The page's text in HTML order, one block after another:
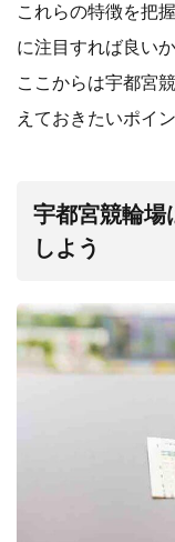
これらの特徴を把
に注目すれば良い
ここからは宇都宮
えておきたいポイ
宇都宮競輪場
しよう